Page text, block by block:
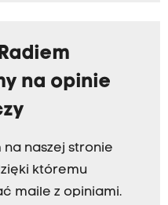
na opinie
na naszej stronie
któremu
maile z opiniami.